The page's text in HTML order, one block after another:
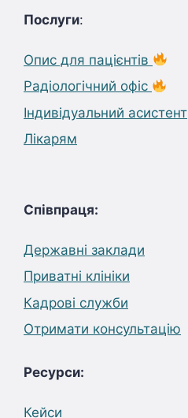
Послуги:
Опис для пацієнтів
Радіологічний офіс
Індивідуальний асистент
Лікарям
Співпраця:
Державні заклади
Приватні клініки
Кадрові служби
Отримати консультацію
Ресурси:
Кейси